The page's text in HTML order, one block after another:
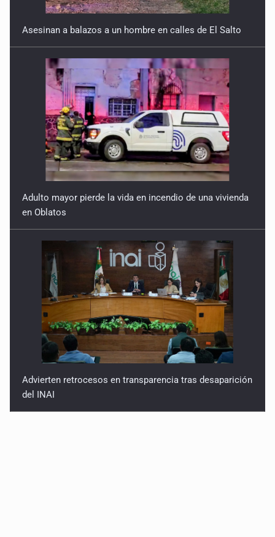
Asesinan a balazos a un hombre en calles de El Salto
Adulto mayor pierde la vida en incendio de una vivienda
en Oblatos
Advierten retrocesos en transparencia tras desaparición
del INAI